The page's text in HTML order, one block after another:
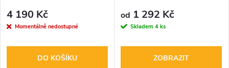
4 190 Kč
Momentálně nedostupné
DO KOŠÍKU
od 1 292 Kč
Skladem 4 ks
ZOBRAZIT